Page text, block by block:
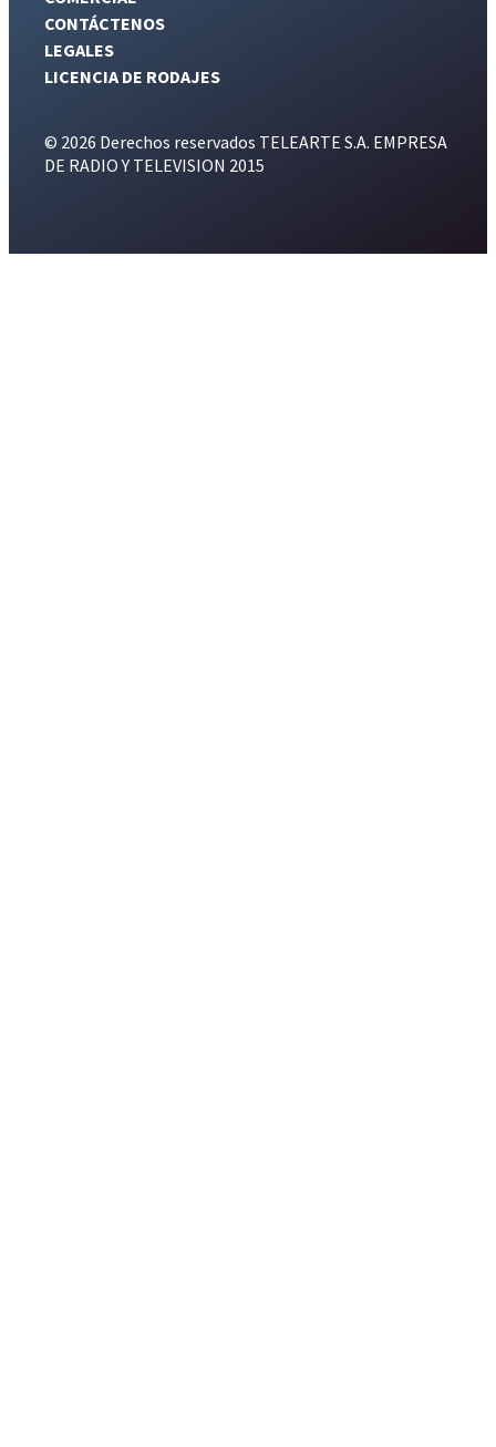
CONTÁCTENOS
LEGALES
LICENCIA DE RODAJES
© 2026 Derechos reservados TELEARTE S.A. EMPRESA
DE RADIO Y TELEVISION 2015